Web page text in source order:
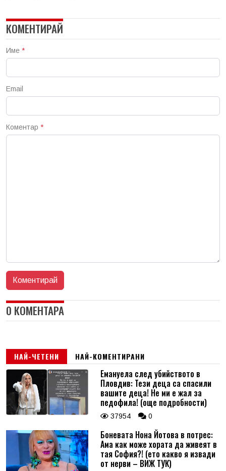
КОМЕНТИРАЙ
Име *
Email
Коментар *
0 КОМЕНТАРА
НАЙ-ЧЕТЕНИ НАЙ-КОМЕНТИРАНИ
Емануела след убийството в
Пловдив: Тези деца са спасили
вашите деца! Не ми е жал за
педофила! (още подробности)
37954 0
Боневата Нона Йотова в потрес:
Ама как може хората да живеят в
тая София?! (ето какво я извади
от нерви – ВИЖ ТУК)